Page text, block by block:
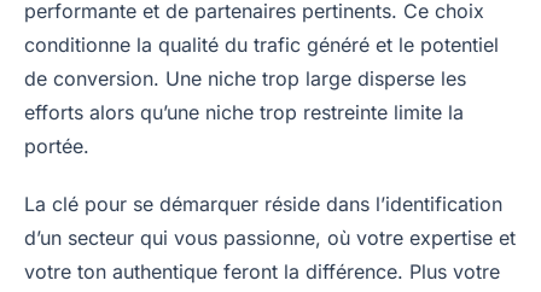
performante et de partenaires pertinents. Ce choix
conditionne la qualité du trafic généré et le potentiel
de conversion. Une niche trop large disperse les
efforts alors qu’une niche trop restreinte limite la
portée.
La clé pour se démarquer réside dans l’identification
d’un secteur qui vous passionne, où votre expertise et
votre ton authentique feront la différence. Plus votre